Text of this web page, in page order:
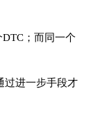
；而同一个
过进一步手段才